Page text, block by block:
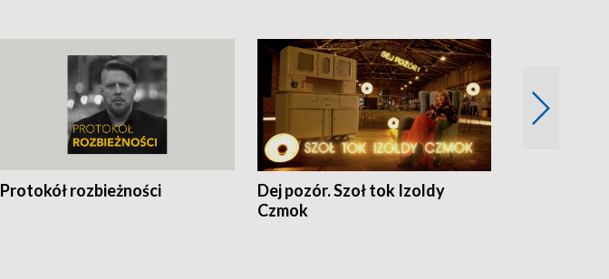
Protokół rozbieżności
Dej pozór. Szoł tok Izoldy
Czmok